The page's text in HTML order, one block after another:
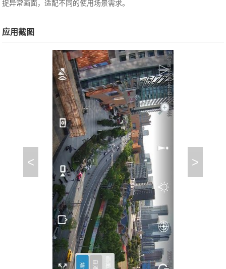
捉异常画面，适配不同的使用场景需求。
应用截图
< >